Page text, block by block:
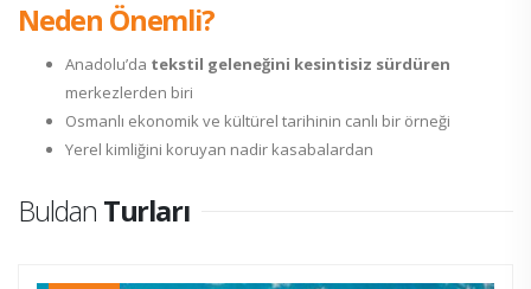
Neden Önemli?
Anadolu’da tekstil geleneğini kesintisiz sürdüren
merkezlerden biri
Osmanlı ekonomik ve kültürel tarihinin canlı bir örneği
Yerel kimliğini koruyan nadir kasabalardan
Buldan Turları